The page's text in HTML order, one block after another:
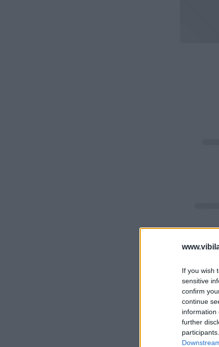
If you wish
sensitive
confirm
continue
information
further